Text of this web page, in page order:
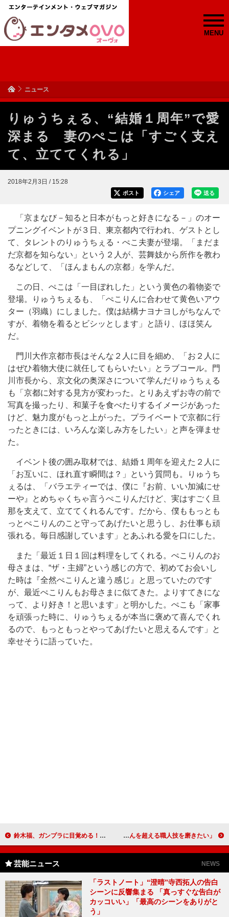
MENU
ニュース
りゅうちぇる、“結婚１周年”で愛
深まる 妻のぺこは「すごく支え
て、立ててくれる」
2018年2月3日 / 15:28
送る
シェア
ポスト
「京まなび－知ると日本がもっと好きになる－」のオー
プニングイベントが３日、東京都内で行われ、ゲストとし
て、タレントのりゅうちぇる・ぺこ夫妻が登場。「まだま
だ京都を知らない」という２人が、芸舞妓から所作を教わ
るなどして、「ほんまもんの京都」を学んだ。
この日、ぺこは「一目ぼれした」という黄色の着物姿で
登場。りゅうちぇるも、「ぺこりんに合わせて黄色いアウ
ター（羽織）にしました。僕は結構ナヨナヨしがちなんで
すが、着物を着るとビシッとします」と語り、ほほ笑ん
だ。
門川大作京都市長はそんな２人に目を細め、「お２人に
はぜひ着物大使に就任してもらいたい」とラブコール。門
川市長から、京文化の奥深さについて学んだりゅうちぇる
も「京都に対する見方が変わった。とりあえずお寺の前で
写真を撮ったり、和菓子を食べたりするイメージがあった
けど、魅力度がもっと上がった。プライベートで京都に行
ったときには、いろんな楽しみ方をしたい」と声を弾ませ
た。
イベント後の囲み取材では、結婚１周年を迎えた２人に
「お互いに、ほれ直す瞬間は？」という質問も。りゅうち
ぇるは、「バラエティーでは、僕に『お前、いい加減にせ
ーや』とめちゃくちゃ言うぺこりんだけど、実はすごく旦
那を支えて、立ててくれるんです。だから、僕ももっとも
っとぺこりんのこと守ってあげたいと思うし、お仕事も頑
張れる。毎日感謝しています」とあふれる愛を口にした。
また「最近１日１回は料理をしてくれる。ぺこりんのお
母さまは、“ザ・主婦”という感じの方で、初めてお会いし
た時は『全然ぺこりんと違う感じ』と思っていたのです
が、最近ぺこりんもお母さまに似てきた。よりすてきにな
って、より好き！と思います」と明かした。ぺこも「家事
を頑張った時に、りゅうちぇるが本当に褒めて喜んでくれ
るので、もっともっとやってあげたいと思えるんです」と
幸せそうに語っていた。
鈴木福、ガンプラに目覚める！？ 「お父さんと一緒に作りたい」 錦戸亮、生まれ変わったら左官屋さんに 「ＴＯＫＩＯ兄さんを超える職人技を磨きたい」
芸能ニュース NEWS
「ラストノート」“澄晴”寺西拓人の告白
シーンに反響集まる 「真っすぐな告白が
カッコいい」「最高のシーンをありがと
う」